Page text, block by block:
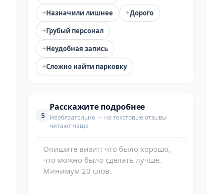
+Назначили лишнее +Дорого
+Грубый персонал
+Неудобная запись
+Сложно найти парковку
5
Расскажите подробнее
Необязательно — но текстовые отзывы
читают чаще